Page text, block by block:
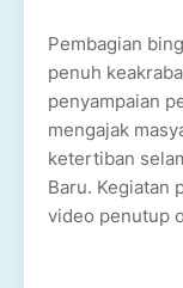
Pembagian
penuh
penyampaian
mengajak
ketertiban
Baru. Kegiatan
video penutup